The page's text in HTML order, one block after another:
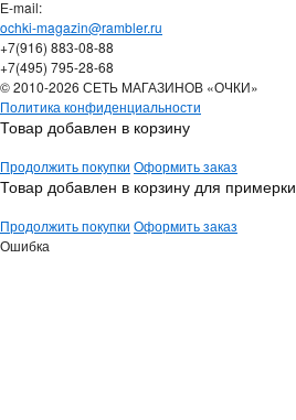
Е-mail:
ochki-magazin@rambler.ru
+7(916) 883-08-88
+7(495) 795-28-68
© 2010-2026 СЕТЬ МАГАЗИНОВ «ОЧКИ»
Политика конфиденциальности
Товар добавлен в корзину
Продолжить покупки Оформить заказ
Товар добавлен в корзину для примерки
Продолжить покупки Оформить заказ
Ошибка